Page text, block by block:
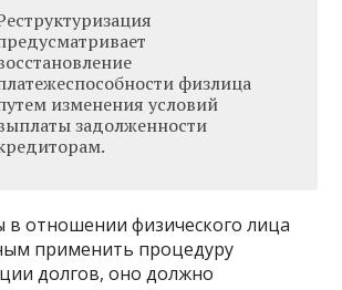
физлица
изменения условий
задолженности
в отношении физического лица
применить процедуру
долгов, оно должно